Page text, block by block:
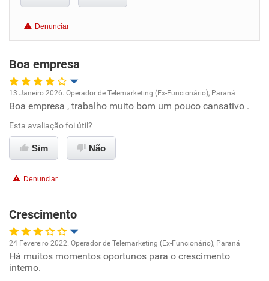
Conciliação com a vida familiar
Recomenda esta empresa
Recomenda a diretoria
Denunciar
Boa empresa
Oportunidade de promoção
Ambiente de trabalho
Benefícios
Recomenda esta empresa
13 Janeiro 2026. Operador de Telemarketing (Ex-Funcionário), Paraná
Boa empresa , trabalho muito bom um pouco cansativo .
Esta avaliação foi útil?
Sim Não
Denunciar
Crescimento
Oportunidade de promoção
24 Fevereiro 2022. Operador de Telemarketing (Ex-Funcionário), Paraná
Há muitos momentos oportunos para o crescimento
interno.